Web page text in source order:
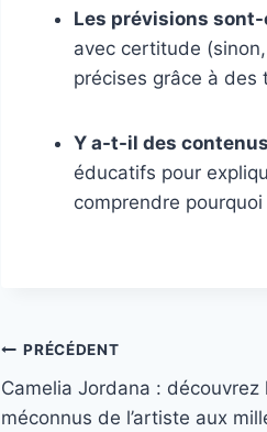
Les prévisions
avec certitude
précises grâce à des
Y a-t-il des
éducatifs pour
comprendre
Navigation
de
PRÉCÉDENT
Camelia Jordana : découvrez
méconnus de l’artiste aux